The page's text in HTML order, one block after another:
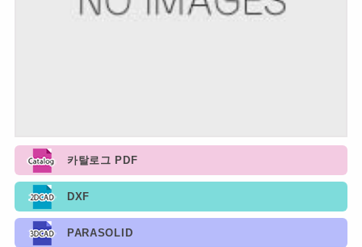
카탈로그 PDF
DXF
PARASOLID